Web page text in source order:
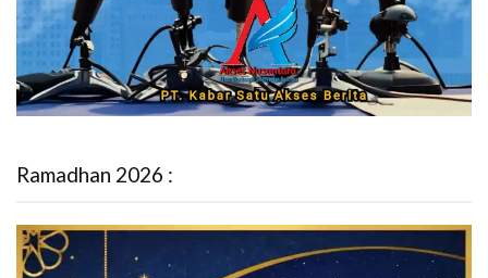
Ramadhan 2026 :